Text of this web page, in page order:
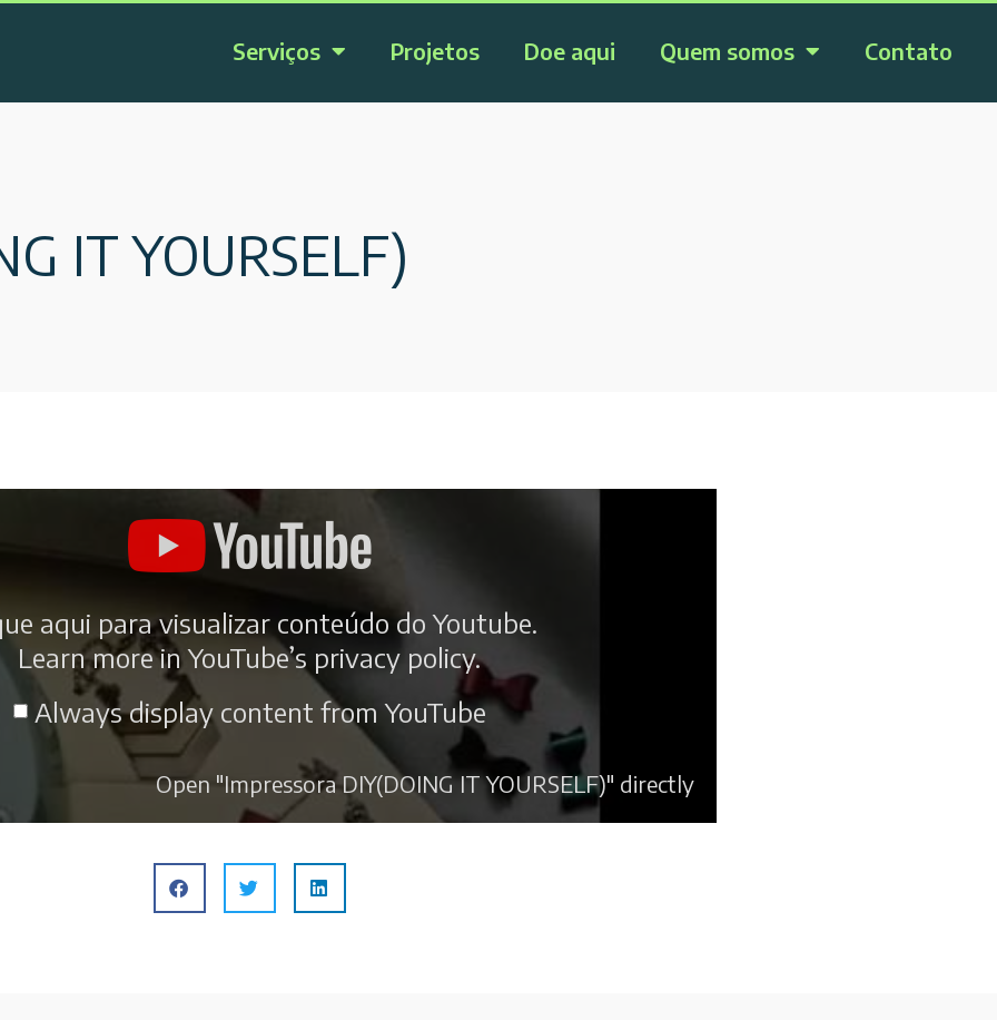
Serviços Projetos Doe aqui Quem somos Contato
IT YOURSELF)
aqui para visualizar conteúdo do Youtube.
Learn more inYouTube’s privacy policy.
Always display content from YouTube
Open "Impressora DIY(DOING IT YOURSELF)" directly